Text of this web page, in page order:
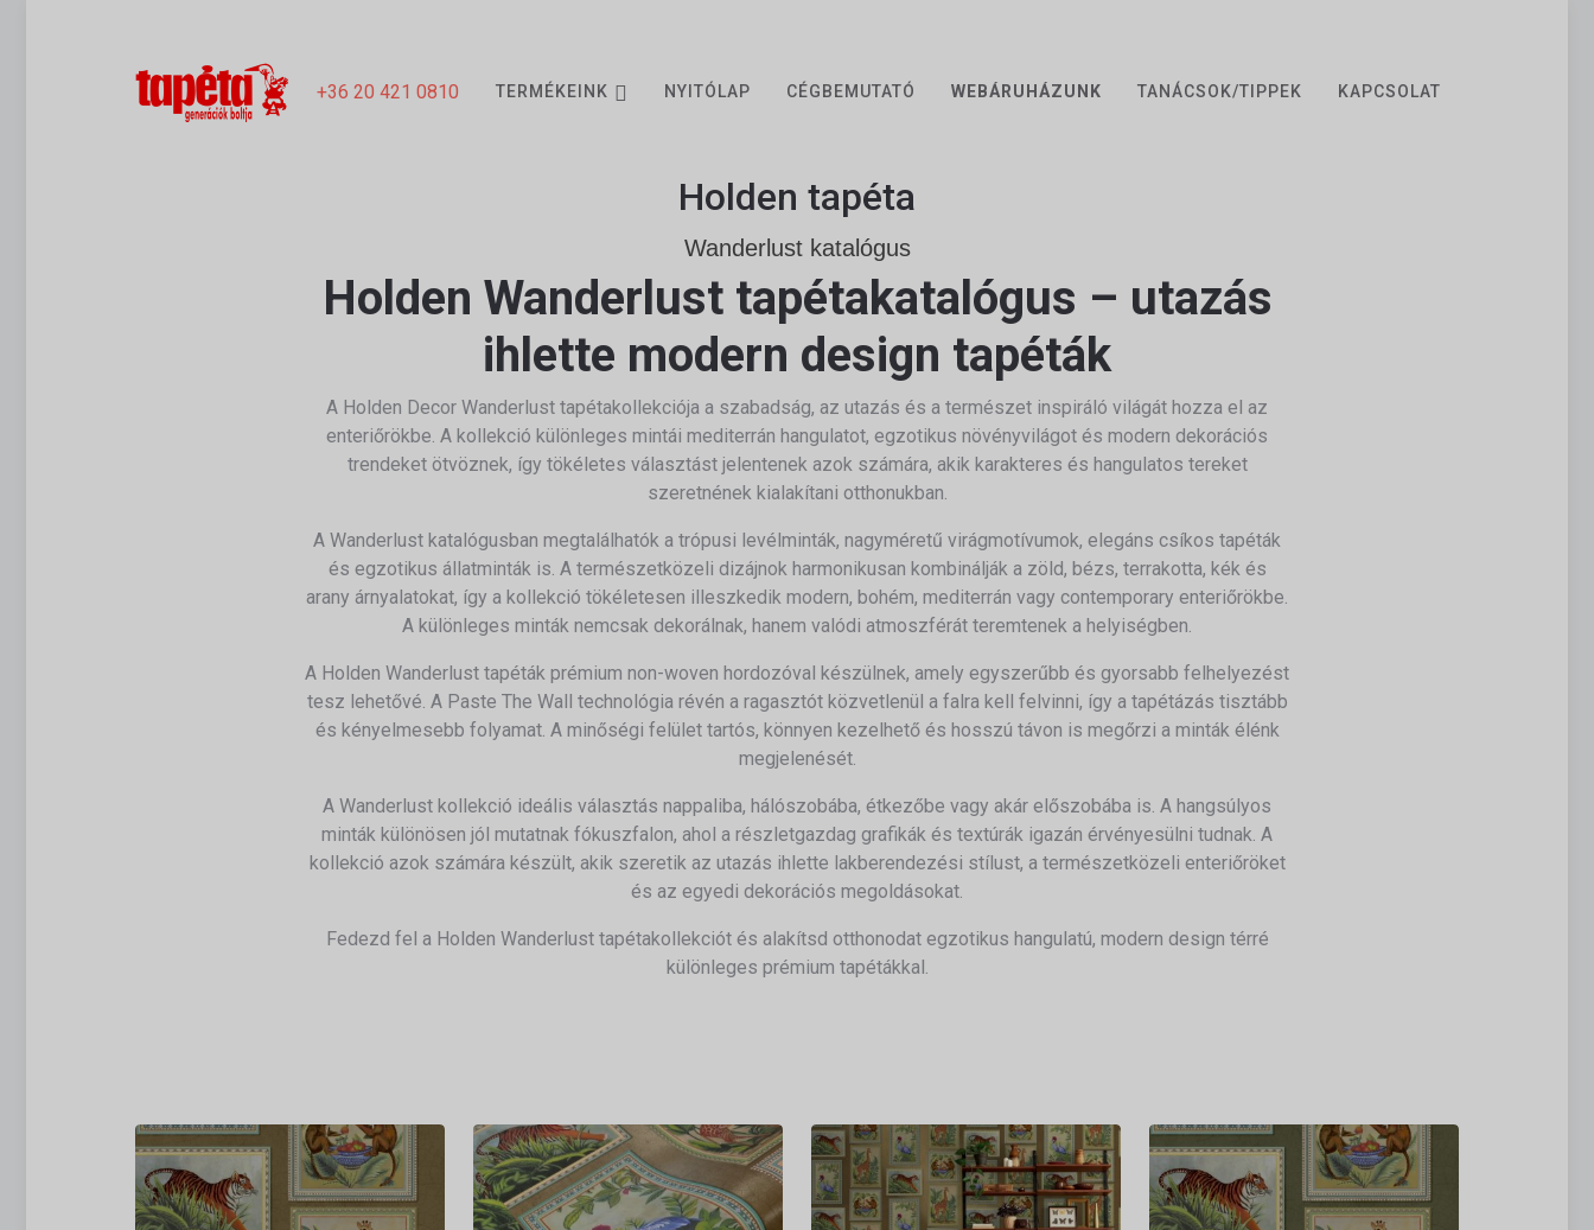
+36 20 421 0810 TERMÉKEINK NYITÓLAP CÉGBEMUTATÓ WEBÁRUHÁZUNK TANÁCSOK/TIPPEK KAPCSOLAT
Holden tapéta
Wanderlust katalógus
Holden Wanderlust tapétakatalógus – utazás
ihlette modern design tapéták
A Holden Decor Wanderlust tapétakollekciója a szabadság, az utazás és a természet inspiráló világát hozza el az
enteriőrökbe. A kollekció különleges mintái mediterrán hangulatot, egzotikus növényvilágot és modern dekorációs
trendeket ötvöznek, így tökéletes választást jelentenek azok számára, akik karakteres és hangulatos tereket
szeretnének kialakítani otthonukban.
A Wanderlust katalógusban megtalálhatók a trópusi levélminták, nagyméretű virágmotívumok, elegáns csíkos tapéták
és egzotikus állatminták is. A természetközeli dizájnok harmonikusan kombinálják a zöld, bézs, terrakotta, kék és
arany árnyalatokat, így a kollekció tökéletesen illeszkedik modern, bohém, mediterrán vagy contemporary enteriőrökbe.
A különleges minták nemcsak dekorálnak, hanem valódi atmoszférát teremtenek a helyiségben.
A Holden Wanderlust tapéták prémium non-woven hordozóval készülnek, amely egyszerűbb és gyorsabb felhelyezést
tesz lehetővé. A Paste The Wall technológia révén a ragasztót közvetlenül a falra kell felvinni, így a tapétázás tisztább
és kényelmesebb folyamat. A minőségi felület tartós, könnyen kezelhető és hosszú távon is megőrzi a minták élénk
megjelenését.
A Wanderlust kollekció ideális választás nappaliba, hálószobába, étkezőbe vagy akár előszobába is. A hangsúlyos
minták különösen jól mutatnak fókuszfalon, ahol a részletgazdag grafikák és textúrák igazán érvényesülni tudnak. A
kollekció azok számára készült, akik szeretik az utazás ihlette lakberendezési stílust, a természetközeli enteriőröket
és az egyedi dekorációs megoldásokat.
Fedezd fel a Holden Wanderlust tapétakollekciót és alakítsd otthonodat egzotikus hangulatú, modern design térré
különleges prémium tapétákkal.